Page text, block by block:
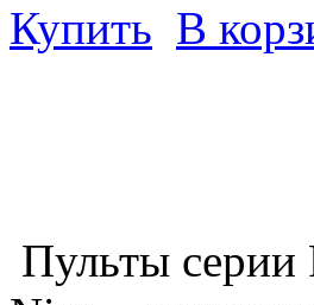
Купить В
Пульты серии